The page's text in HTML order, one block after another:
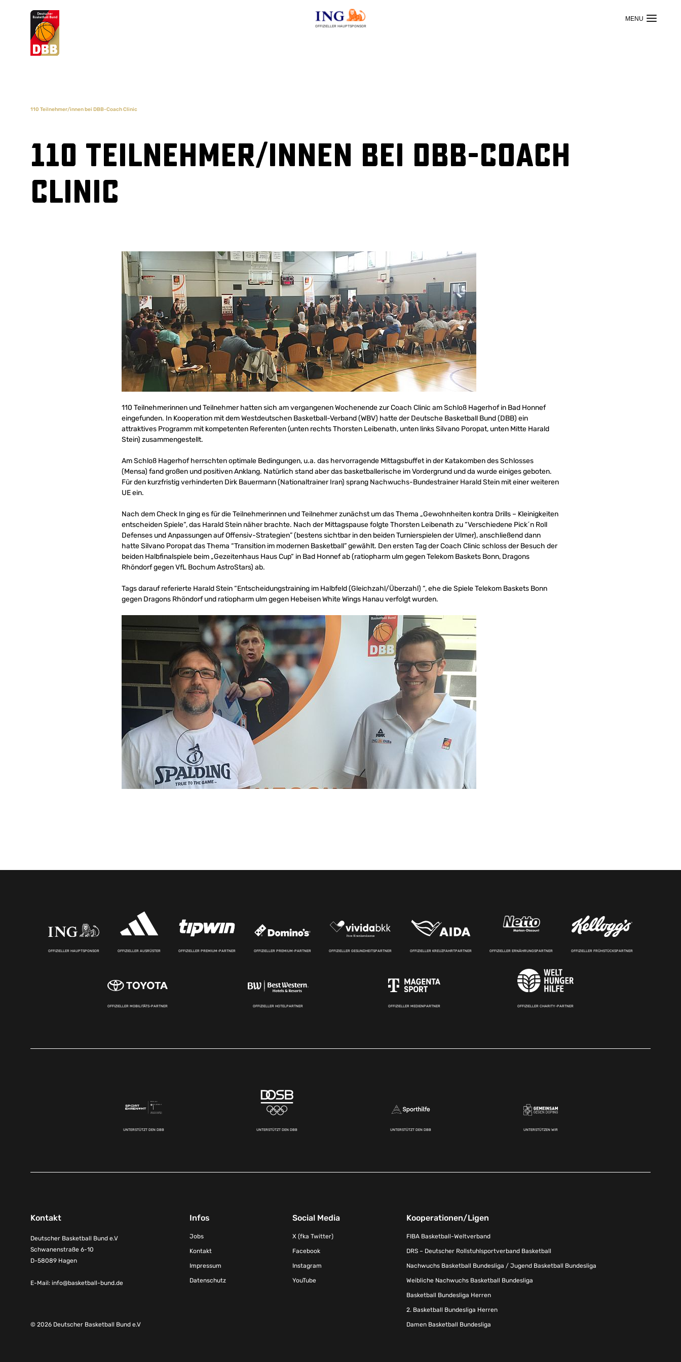
OFFIZIELLER HAUPTSPONSOR
Suchvorschläge
110 Teilnehmer/innen bei DBB-Coach Clinic
110 Teilnehmer/innen bei DBB-Coach
Clinic
110 Teilnehmerinnen und Teilnehmer hatten sich am vergangenen Wochenende zur Coach Clinic am Schloß Hagerhof in Bad Honnef
eingefunden. In Kooperation mit dem Westdeutschen Basketball-Verband (WBV) hatte der Deutsche Basketball Bund (DBB) ein
attraktives Programm mit kompetenten Referenten (unten rechts Thorsten Leibenath, unten links Silvano Poropat, unten Mitte Harald
Stein) zusammengestellt.
Am Schloß Hagerhof herrschten optimale Bedingungen, u.a. das hervorragende Mittagsbuffet in der Katakomben des Schlosses
(Mensa) fand großen und positiven Anklang. Natürlich stand aber das basketballerische im Vordergrund und da wurde einiges geboten.
Für den kurzfristig verhinderten Dirk Bauermann (Nationaltrainer Iran) sprang Nachwuchs-Bundestrainer Harald Stein mit einer weiteren
UE ein.
Nach dem Check In ging es für die Teilnehmerinnen und Teilnehmer zunächst um das Thema „Gewohnheiten kontra Drills – Kleinigkeiten
entscheiden Spiele“, das Harald Stein näher brachte. Nach der Mittagspause folgte Thorsten Leibenath zu “Verschiedene Pick´n Roll
Defenses und Anpassungen auf Offensiv-Strategien” (bestens sichtbar in den beiden Turnierspielen der Ulmer), anschließend dann
hatte Silvano Poropat das Thema “Transition im modernen Basketball” gewählt. Den ersten Tag der Coach Clinic schloss der Besuch der
beiden Halbfinalspiele beim „Gezeitenhaus Haus Cup“ in Bad Honnef ab (ratiopharm ulm gegen Telekom Baskets Bonn, Dragons
Rhöndorf gegen VfL Bochum AstroStars) ab.
Tags darauf referierte Harald Stein “Entscheidungstraining im Halbfeld (Gleichzahl/Überzahl) “, ehe die Spiele Telekom Baskets Bonn
gegen Dragons Rhöndorf und ratiopharm ulm gegen Hebeisen White Wings Hanau verfolgt wurden.
OFFIZIELLER HAUPTSPONSOR OFFIZIELLER AUSRÜSTER OFFIZIELLER PREMIUM-PARTNER OFFIZIELLER PREMIUM-PARTNER OFFIZIELLER GESUNDHEITSPARTNER OFFIZIELLER KREUZFAHRTPARTNER OFFIZIELLER ERNÄHRUNGSPARTNER OFFIZIELLER FRÜHSTÜCKSPARTNER
OFFIZIELLER MOBILITÄTS-PARTNER OFFIZIELLER HOTELPARTNER OFFIZIELLER MEDIENPARTNER OFFIZIELLER CHARITY-PARTNER
UNTERSTÜTZT DEN DBB UNTERSTÜTZT DEN DBB UNTERSTÜTZT DEN DBB UNTERSTÜTZEN WIR
Kontakt
Deutscher Basketball Bund e.V
Schwanenstraße 6-10
D-58089 Hagen
E-Mail: info@basketball-bund.de
Infos
Jobs
Kontakt
Impressum
Datenschutz
Social Media
X (fka Twitter)
Facebook
Instagram
YouTube
Kooperationen/Ligen
FIBA Basketball-Weltverband
DRS – Deutscher Rollstuhlsportverband Basketball
Nachwuchs Basketball Bundesliga / Jugend Basketball Bundesliga
Weibliche Nachwuchs Basketball Bundesliga
Basketball Bundesliga Herren
2. Basketball Bundesliga Herren
Damen Basketball Bundesliga
© 2026 Deutscher Basketball Bund e.V